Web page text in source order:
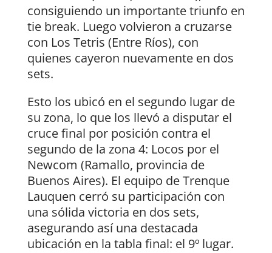
consiguiendo un importante triunfo en
tie break. Luego volvieron a cruzarse
con Los Tetris (Entre Ríos), con
quienes cayeron nuevamente en dos
sets.
Esto los ubicó en el segundo lugar de
su zona, lo que los llevó a disputar el
cruce final por posición contra el
segundo de la zona 4: Locos por el
Newcom (Ramallo, provincia de
Buenos Aires). El equipo de Trenque
Lauquen cerró su participación con
una sólida victoria en dos sets,
asegurando así una destacada
ubicación en la tabla final: el 9º lugar.